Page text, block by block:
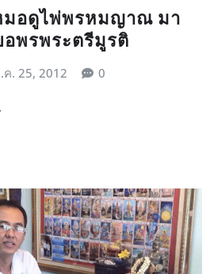
อดูไพ่พรหมญาณ มา
พรพระตรีมูรติ
ค. 25, 2012 0